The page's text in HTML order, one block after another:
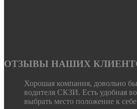
ОТЗЫВЫ НАШИХ
Хорошая компания, довольно
водителя СКЗИ. Есть удобная
выбрать место положение к себе